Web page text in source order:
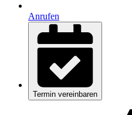
Anrufen
Termin vereinbaren